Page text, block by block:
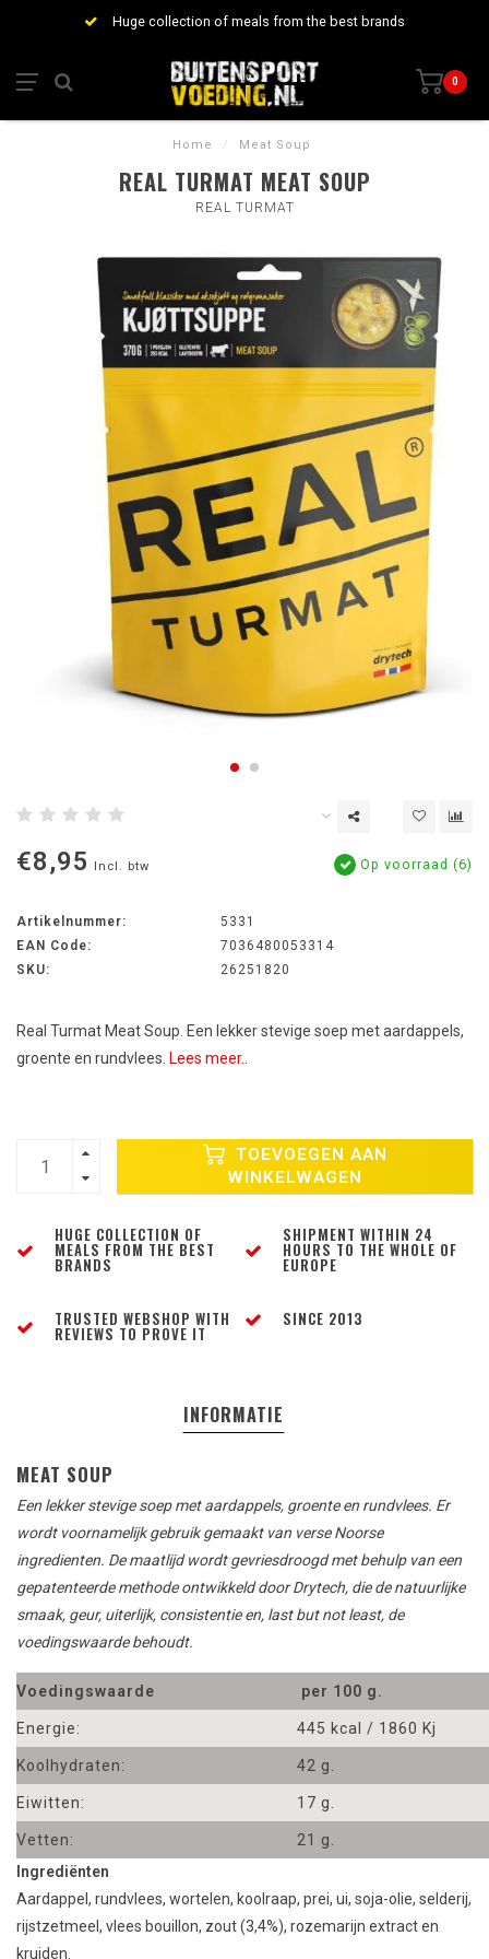
Huge collection of meals from the best brands
0
Home / Meat Soup
REAL TURMAT MEAT SOUP
REAL TURMAT
€8,95 Incl. btw Op voorraad (6)
Artikelnummer:
5331
EAN Code:
7036480053314
SKU:
26251820
Real Turmat Meat Soup. Een lekker stevige soep met aardappels,
groente en rundvlees. Lees meer..
TOEVOEGEN AAN
WINKELWAGEN
HUGE COLLECTION OF
MEALS FROM THE BEST
BRANDS
SHIPMENT WITHIN 24
HOURS TO THE WHOLE OF
EUROPE
TRUSTED WEBSHOP WITH
REVIEWS TO PROVE IT
SINCE 2013
INFORMATIE
MEAT SOUP
Een lekker stevige soep met aardappels, groente en rundvlees. Er
wordt voornamelijk gebruik gemaakt van verse Noorse
ingredienten. De maatlijd wordt gevriesdroogd met behulp van een
gepatenteerde methode ontwikkeld door Drytech, die de natuurlijke
smaak, geur, uiterlijk, consistentie en, last but not least, de
voedingswaarde behoudt.
Voedingswaarde per 100 g.
Energie: 445 kcal / 1860 Kj
Koolhydraten: 42 g.
Eiwitten: 17 g.
Vetten:
21 g.
Ingrediënten
Aardappel , rundvlees, wortelen, koolraap, prei, ui, soja-olie, selderij,
rijstzetmeel , vlees bouillon, zout(3,4%), rozemarijn extracten
kruiden.